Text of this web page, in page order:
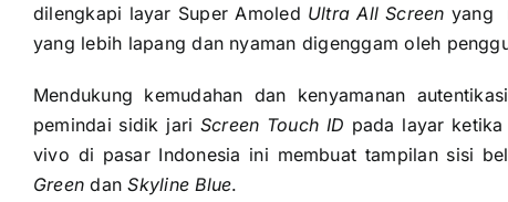
dilengkapi layar Super Amoled Ultra All Screen yang
yang lebih lapang dan nyaman digenggam oleh
Mendukung kemudahan dan kenyamanan
pemindai sidik jari Screen Touch ID pada layar
vivo di pasar Indonesia ini membuat tampilan sisi
Green danSkyline Blue.